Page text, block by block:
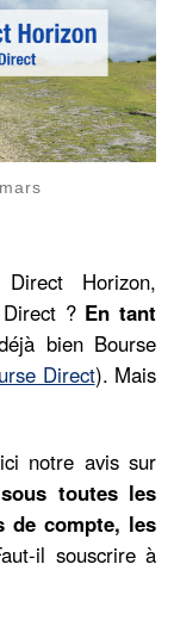
Horizon,
? En tant
bien Bourse
Direct). Mais
notre avis sur
sous toutes les
de compte, les
il souscrire à